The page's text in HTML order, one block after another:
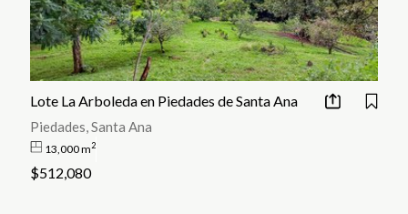
Lote La Arboleda en Piedades de Santa Ana
Piedades, Santa Ana
13,000 m2
$512,080